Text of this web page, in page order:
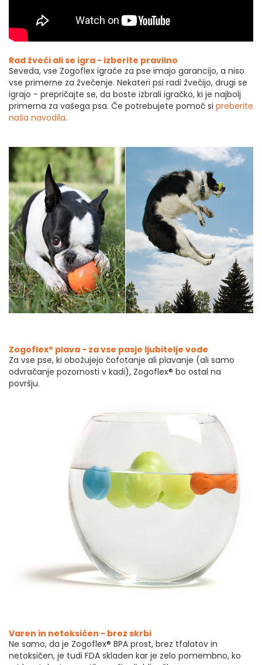
Rad žveči ali se igra - izberite pravilno
Seveda, vse Zogoflex igrače za pse imajo garancijo, a niso
vse primerne za žvečenje. Nekateri psi radi žvečijo, drugi se
igrajo - prepričajte se, da boste izbrali igračko, ki je najbolj
primerna za vašega psa. Če potrebujete pomoč si preberite
naša navodila.
Zogoflex® plava - za vse pasje ljubitelje vode
Za vse pse, ki obožujejo čofotanje ali plavanje (ali samo
odvračanje pozornosti v kadi), Zogoflex® bo ostal na
površju.
Varen in netoksičen - brez skrbi
Ne samo, da je Zogoflex® BPA prost, brez tfalatov in
netoksičen, je tudi FDA skladen kar je zelo pomembno, ko